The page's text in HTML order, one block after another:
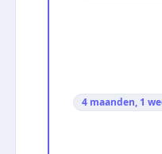
4 maanden, 1